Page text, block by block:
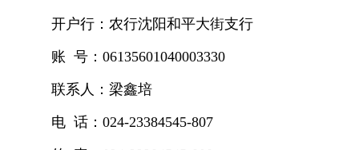
开户行：农行沈阳和平大街支行
账 号： 06135601040003330
联系人：梁鑫培
电 话： 024-23384545-807